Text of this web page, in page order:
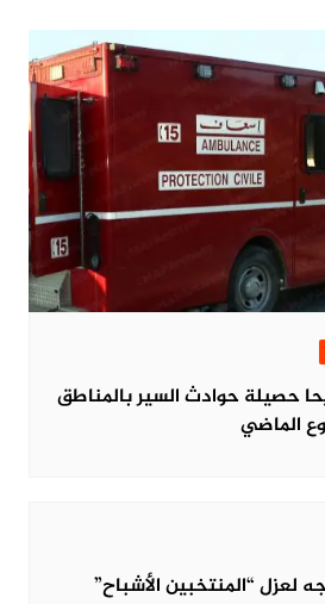
و2962 جريحا حصيلة حوادث السير بالمناطق
الماضي
لعزل “المنتخبين الأشباح”